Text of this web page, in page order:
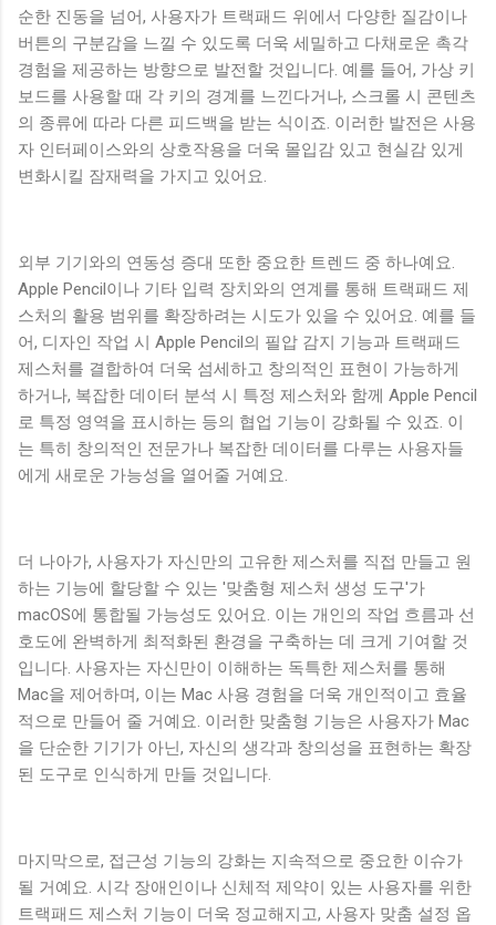
순한 진동을 넘어, 사용자가 트랙패드 위에서 다양한 질감이나
버튼의 구분감을 느낄 수 있도록 더욱 세밀하고 다채로운 촉각
경험을 제공하는 방향으로 발전할 것입니다. 예를 들어, 가상 키
보드를 사용할 때 각 키의 경계를 느낀다거나, 스크롤 시 콘텐츠
의 종류에 따라 다른 피드백을 받는 식이죠. 이러한 발전은 사용
자 인터페이스와의 상호작용을 더욱 몰입감 있고 현실감 있게
변화시킬 잠재력을 가지고 있어요.
외부 기기와의 연동성 증대 또한 중요한 트렌드 중 하나예요.
Apple Pencil이나 기타 입력 장치와의 연계를 통해 트랙패드 제
스처의 활용 범위를 확장하려는 시도가 있을 수 있어요. 예를 들
어, 디자인 작업 시 Apple Pencil의 필압 감지 기능과 트랙패드
제스처를 결합하여 더욱 섬세하고 창의적인 표현이 가능하게
하거나, 복잡한 데이터 분석 시 특정 제스처와 함께 Apple Pencil
로 특정 영역을 표시하는 등의 협업 기능이 강화될 수 있죠. 이
는 특히 창의적인 전문가나 복잡한 데이터를 다루는 사용자들
에게 새로운 가능성을 열어줄 거예요.
더 나아가, 사용자가 자신만의 고유한 제스처를 직접 만들고 원
하는 기능에 할당할 수 있는 '맞춤형 제스처 생성 도구'가
macOS에 통합될 가능성도 있어요. 이는 개인의 작업 흐름과 선
호도에 완벽하게 최적화된 환경을 구축하는 데 크게 기여할 것
입니다. 사용자는 자신만이 이해하는 독특한 제스처를 통해
Mac을 제어하며, 이는 Mac 사용 경험을 더욱 개인적이고 효율
적으로 만들어 줄 거예요. 이러한 맞춤형 기능은 사용자가 Mac
을 단순한 기기가 아닌, 자신의 생각과 창의성을 표현하는 확장
된 도구로 인식하게 만들 것입니다.
마지막으로, 접근성 기능의 강화는 지속적으로 중요한 이슈가
될 거예요. 시각 장애인이나 신체적 제약이 있는 사용자를 위한
트랙패드 제스처 기능이 더욱 정교해지고, 사용자 맞춤 설정 옵